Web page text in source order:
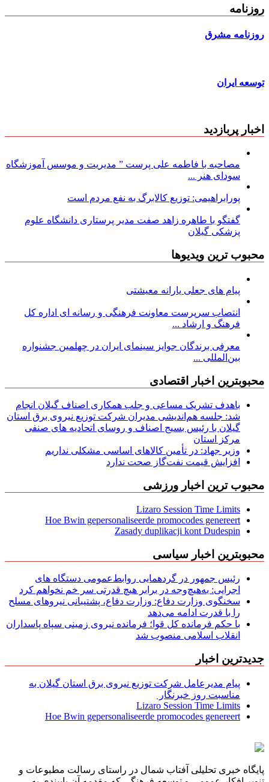
روزنامه
روزنامه مشرق
توسعه ایران
اخبار پربازدید
مصاحبه با فاطمه علی پرست ” مدیریت و موسس آموزشگاه
سودای هنر ...
پورابراهیمی: توزیع کالابرگ به نفع مردم است
گفتگو با طاهره زاهد صفت مدیر پرستاری دانشگاه علوم
پزشکی گیلان
محبوب ترین ویدیوها
پیام های جعلی یارانه معیشتی
انتصاب سرپرست معاونت فرهنگی و رسانه ای اداره کل
فرهنگ و ارشاد ...
معرفی برندگان جوایز سینمای ایران در چهلمین جشنواره
بین‌المللی ...
محبوبترین اخبار اقتصادی
باهدف تشریک مساعی و جلب همکاری اصناف گیلان انجام
شد: جلسه هم‌اندیشی مدیران شركت توزیع نیروی برق استان
گیلان با رئیس بسیج اصناف و روسای اتحادیه های صنفی
مركز استان
وزیر جهاد: در تأمین کالاهای اساسی مشکلی نداریم
افزایش قیمت نفت‌گاز صحت ندارد
محبوب ترین اخبار ورزشی
Lizaro Session Time Limits
Hoe Bwin gepersonaliseerde promocodes genereert
Zasady duplikacji kont Dudespin
محبوبترین اخبار سیاسی
رئیس جمهور در گردهمایی روابط‌عمومی دستگاه های
اجرایی: به‌هیچ‌وجه در برابر هیچ قدرتی سر خم نخواهم کرد
سخنگوی وزارت دفاع: وزارت دفاع، پشتیبانی نیرو‌های مسلح
را با قدرت ادامه می‌دهد
با حکم فرمانده کل قوا؛ فرمانده نیروی زمینی سپاه پاسداران
انقلاب اسلامی منصوب شد
جدیدترین اخبار
پیام مدیرعامل شركت توزیع نیروی برق استان گیلان به
مناسبت روز خبرنگار ‌
Lizaro Session Time Limits
Hoe Bwin gepersonaliseerde promocodes genereert
پایگاه خبری تحلیلی آفتاب شمال در راستای رسالت مطبوعات و